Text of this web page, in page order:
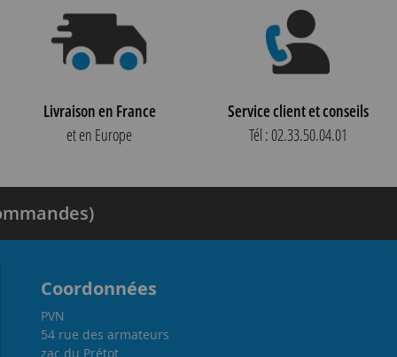
Livraison en France
et en Europe
Service client et conseils
Tél : 02.33.50.04.01
Coordonnées
PVN
54 rue des armateurs
zac du Prétot